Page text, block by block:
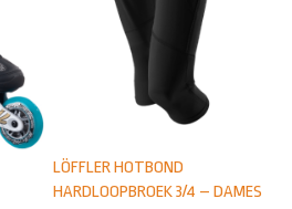
LÖFFLER HOTBOND
HARDLOOPBROEK 3/4 – DAMES